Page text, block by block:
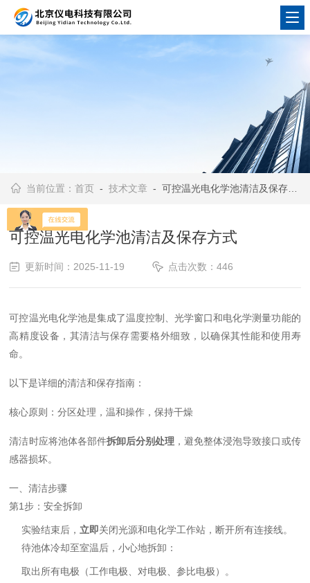
当前位置：首页 -技术文章 - 可控温光电化学池清洁及保存方式
可控温光电化学池清洁及保存方式
更新时间：2025-11-19 点击次数：446
可控温光电化学池是集成了温度控制、光学窗口和电化学测量功能的
高精度设备，其清洁与保存需要格外细致，以确保其性能和使用寿
命。
以下是详细的清洁和保存指南：
核心原则：分区处理，温和操作，保持干燥
清洁时应将池体各部件拆卸后分别处理 ，避免整体浸泡导致接口或传
感器损坏。
一、清洁步骤
第1步：安全拆卸
实验结束后， 立即关闭光源和电化学工作站，断开所有连接线。
待池体冷却至室温后，小心地拆卸：
取出所有电极（工作电极、对电极、参比电极）。